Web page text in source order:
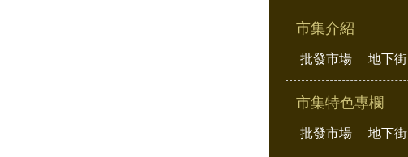
市集介紹
批發市場 地下街
市集特色專欄
批發市場 地下街